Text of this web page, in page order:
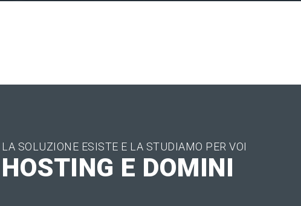
LA SOLUZIONE ESISTE E LA STUDIAMO PER VOI
HOSTING E DOMINI